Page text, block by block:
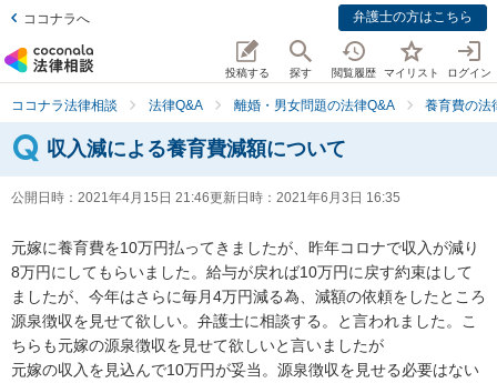
ココナラへ 弁護士の方はこちら
投稿する 探す 閲覧履歴 マイリスト ログイン
ココナラ法律相談 法律Q&A 離婚・男女問題の法律Q&A 養育費の法
収入減による養育費減額について
公開日時： 2021年4月15日 21:46更新日時： 2021年6月3日 16:35
元嫁に養育費を10万円払ってきましたが、昨年コロナで収入が減り
8万円にしてもらいました。給与が戻れば10万円に戻す約束はして
ましたが、今年はさらに毎月4万円減る為、減額の依頼をしたところ
源泉徴収を見せて欲しい。弁護士に相談する。と言われました。こ
ちらも元嫁の源泉徴収を見せて欲しいと言いましたが
元嫁の収入を見込んで10万円が妥当。源泉徴収を見せる必要はない